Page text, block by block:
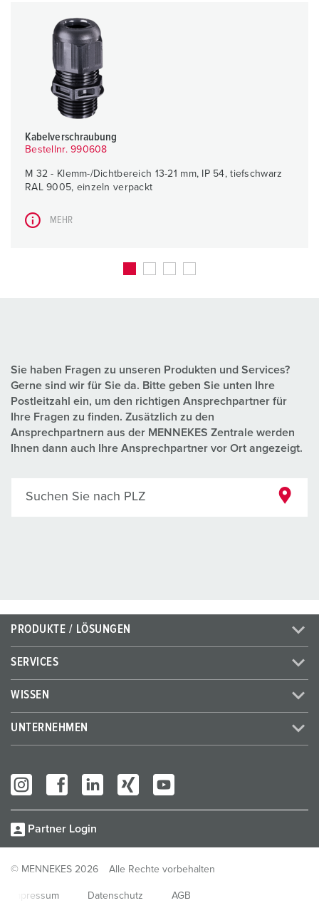
Kabelverschraubung
Bestellnr. 990608
M 32 - Klemm-/Dichtbereich 13-21 mm, IP 54, tiefschwarz
RAL 9005, einzeln verpackt
MEHR
Sie haben Fragen zu unseren Produkten und Services?
Gerne sind wir für Sie da. Bitte geben Sie unten Ihre
Postleitzahl ein, um den richtigen Ansprechpartner für
Ihre Fragen zu finden. Zusätzlich zu den
Ansprechpartnern aus der MENNEKES Zentrale werden
Ihnen dann auch Ihre Ansprechpartner vor Ort angezeigt.
Suchen Sie nach PLZ
PRODUKTE / LÖSUNGEN
SERVICES
WISSEN
UNTERNEHMEN
Partner Login
© MENNEKES 2026 Alle Rechte vorbehalten
Impressum Datenschutz AGB